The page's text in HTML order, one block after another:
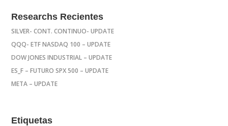
Researchs Recientes
SILVER- CONT. CONTINUO- UPDATE
QQQ- ETF NASDAQ 100 – UPDATE
DOW JONES INDUSTRIAL – UPDATE
ES_F – FUTURO SPX 500 – UPDATE
META – UPDATE
Etiquetas